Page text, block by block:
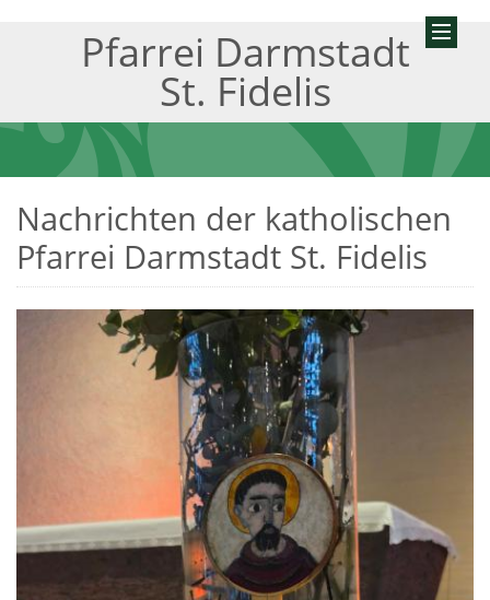
Pfarrei Darmstadt
St. Fidelis
Nachrichten der katholischen
Pfarrei Darmstadt St. Fidelis